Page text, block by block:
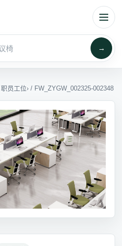
→
职员工位› / FW_ZYGW_002325-002348